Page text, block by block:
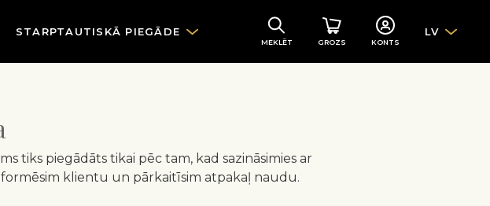
STARPTAUTISKĀ PIEGĀDE
MEKLĒT GROZS KONTS
LV
tiks piegādāts tikai pēc tam, kad sazināsimies ar
klientu un pārkaitīsim atpakaļ naudu.